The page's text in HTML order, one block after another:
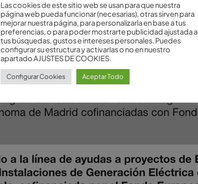
Las cookies de este sitio web se usan para que nuestra
página web pueda funcionar (necesarias), otras sirven para
mejorar nuestra página, para personalizarla en base a tus
preferencias, o para poder mostrarte publicidad ajustada a
tus búsquedas, gustos e intereses personales. Puedes
configurar su estructura y activarlas o no en nuestro
apartado AJUSTES DE COOKIES.
Configurar Cookies Aceptar Todo